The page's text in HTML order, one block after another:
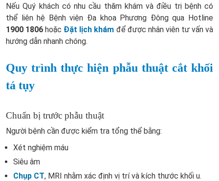
Nếu Quý khách có nhu cầu thăm khám và điều trị bệnh có
thể liên hệ Bệnh viện Đa khoa Phương Đông qua Hotline
1900 1806 hoặc Đặt lịch khám để được nhân viên tư vấn và
hướng dẫn nhanh chóng.
Quy trình thực hiện phẫu thuật cắt khối
tá tụy
Chuẩn bị trước phẫu thuật
Người bệnh cần được kiểm tra tổng thể bằng:
Xét nghiệm máu
Siêu âm
Chụp CT, MRI nhằm xác định vị trí và kích thước khối u.